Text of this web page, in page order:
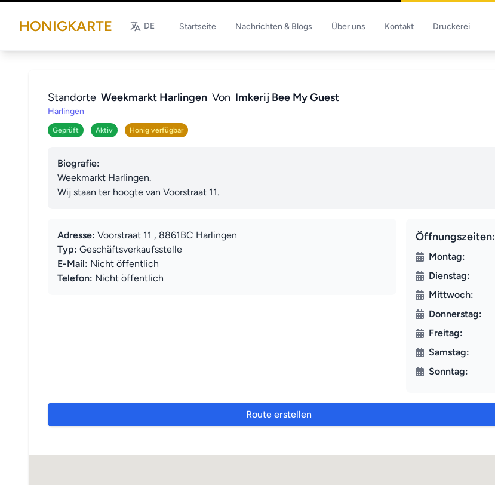
HONIGKARTE DE Startseite Nachrichten & Blogs Über uns Kontakt Druckerei
Standorte Weekmarkt Harlingen Von Imkerij Bee My Guest
Harlingen
Geprüft Aktiv Honig verfügbar
Biografie:
Weekmarkt Harlingen.
Wij staan ter hoogte van Voorstraat 11.
Adresse: Voorstraat 11 , 8861BC Harlingen
Typ: Geschäftsverkaufsstelle
E-Mail: Nicht öffentlich
Telefon: Nicht öffentlich
Öffnungszeiten:
Montag:
Dienstag:
Mittwoch:
Donnerstag:
Freitag:
Samstag:
Sonntag:
Route erstellen